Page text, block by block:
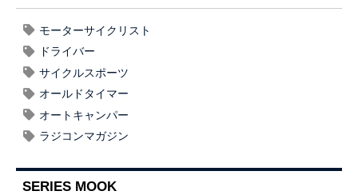
モーターサイクリスト
ドライバー
サイクルスポーツ
オールドタイマー
オートキャンパー
ラジコンマガジン
SERIES MOOK